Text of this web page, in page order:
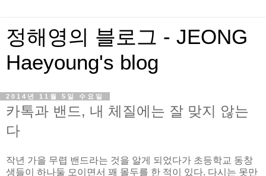
정해영의 블로그 - JEONG
Haeyoung's blog
2014년 11월 5일 수요일
카톡과 밴드, 내 체질에는 잘 맞지 않는
다
작년 가을 무렵 밴드라는 것을 알게 되었다가 초등학교 동창
생들이 하나둘 모이면서 꽤 몰두를 한 적이 있다. 다시는 못만